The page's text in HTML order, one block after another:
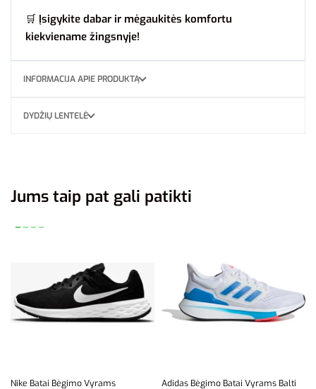
🛒 Įsigykite dabar ir mėgaukitės komfortu
kiekviename žingsnyje!
INFORMACIJA APIE PRODUKTĄ
DYDŽIŲ LENTELĖ
Jums taip pat gali patikti
Nike Batai Bėgimo Vyrams
Adidas Bėgimo Batai Vyrams Balti